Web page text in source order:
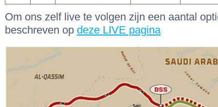
Om ons zelf live te volgen zijn een aantal
beschreven op deze LIVE pagina